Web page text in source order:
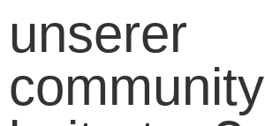
unserer
community